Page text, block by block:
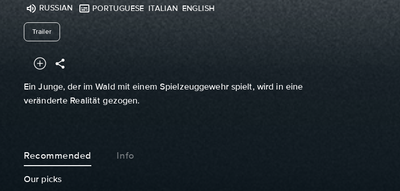
RUSSIAN
PORTUGUESE ITALIAN ENGLISH
Trailerundefined
Ein Junge, der im Wald mit einem Spielzeuggewehr spielt, wird in eine
veränderte Realität gezogen.
Recommended Info
Our picks